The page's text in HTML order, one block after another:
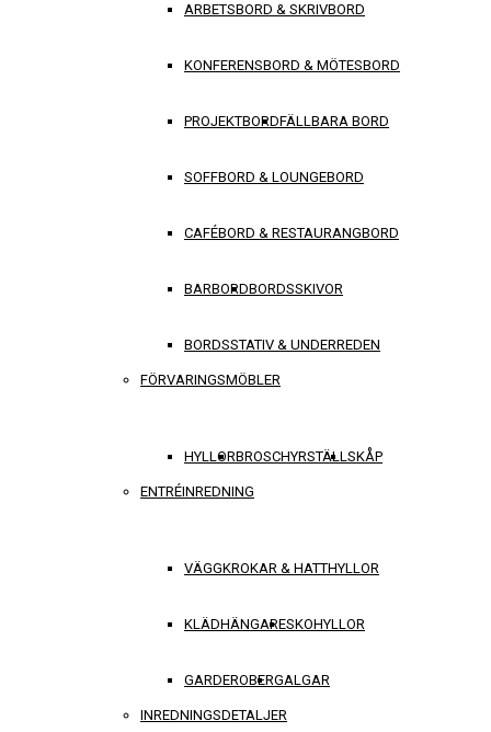
ARBETSBORD & SKRIVBORD
KONFERENSBORD & MÖTESBORD
PROJEKTBORDFÄLLBARA BORD
SOFFBORD & LOUNGEBORD
CAFÉBORD & RESTAURANGBORD
BARBORDBORDSSKIVOR
BORDSSTATIV & UNDERREDEN
FÖRVARINGSMÖBLER
HYLLORBROSCHYRSTÄLLSKÅP
ENTRÉINREDNING
VÄGGKROKAR & HATTHYLLOR
KLÄDHÄNGARESKOHYLLOR
GARDEROBERGALGAR
INREDNINGSDETALJER